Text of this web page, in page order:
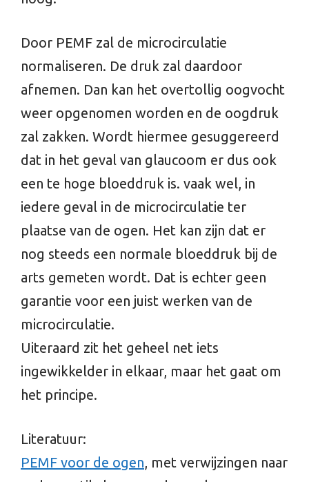
Door PEMF zal de microcirculatie
normaliseren. De druk zal daardoor
afnemen. Dan kan het overtollig oogvocht
weer opgenomen worden en de oogdruk
zal zakken. Wordt hiermee gesuggereerd
dat in het geval van glaucoom er dus ook
een te hoge bloeddruk is. vaak wel, in
iedere geval in de microcirculatie ter
plaatse van de ogen. Het kan zijn dat er
nog steeds een normale bloeddruk bij de
arts gemeten wordt. Dat is echter geen
garantie voor een juist werken van de
microcirculatie.
Uiteraard zit het geheel net iets
ingewikkelder in elkaar, maar het gaat om
het principe.
Literatuur:
PEMF voor de ogen, met verwijzingen naar